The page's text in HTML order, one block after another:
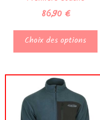
86,90 €
Choix des options